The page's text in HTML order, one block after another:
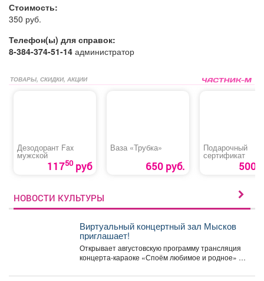
Стоимость:
350 руб.
Телефон(ы) для справок:
8-384-374-51-14 администратор
ТОВАРЫ, СКИДКИ, АКЦИИ
Дезодорант Fax
мужской
11750руб
Ваза «Трубка»
650 руб.
Подарочный
сертификат
500
НОВОСТИ КУЛЬТУРЫ
Виртуальный концертный зал Мысков
приглашает!
Открывает августовскую программу трансляция
концерта-караоке «Споём любимое и родное» -